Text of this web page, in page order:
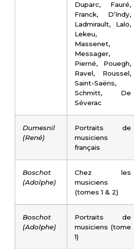
Duparc, Fauré,
Franck, D’Indy,
Ladmirault, Lalo,
Lekeu,
Massenet,
Messager,
Pierné, Pouegh,
Ravel, Roussel,
Saint-Saëns,
Schmitt, De
Séverac
Dumesnil
(René)
Portraits de
musiciens
français
Boschot
(Adolphe)
Chez les
musiciens
(tomes 1 & 2)
Boschot
(Adolphe)
Portraits de
musiciens (tome
1)